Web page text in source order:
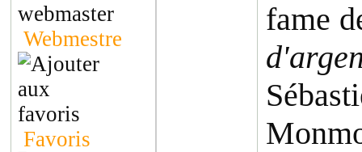
Webmestre
Favoris
fame